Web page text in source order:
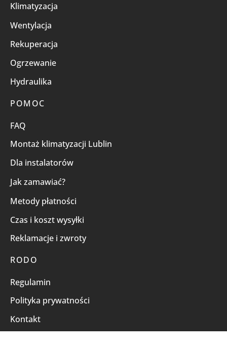
Klimatyzacja
Wentylacja
Rekuperacja
Ogrzewanie
Hydraulika
POMOC
FAQ
Montaż klimatyzacji Lublin
Dla instalatorów
Jak zamawiać?
Metody płatności
Czas i koszt wysyłki
Reklamacje i zwroty
RODO
Regulamin
Polityka prywatności
Kontakt